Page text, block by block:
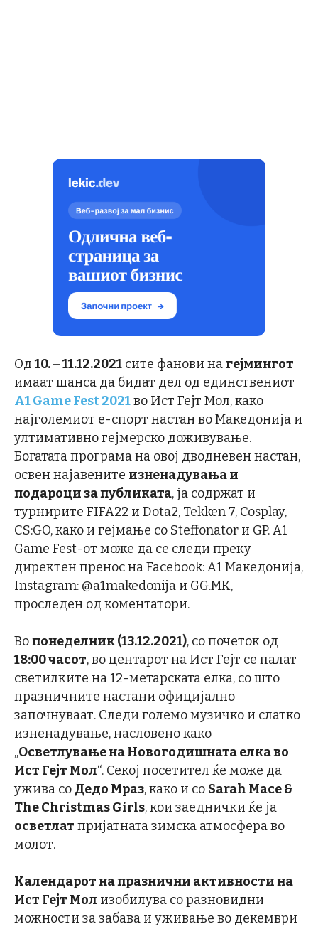
Од10. – 11.12.2021 сите фанови на гејмингот
имаат шанса да бидат дел од единствениот
А1 Game Fest 2021во Ист Гејт Мол, како
најголемиот е-спорт настан во Македонија и
ултимативно гејмерско доживување.
Богатата програма на овој дводневен настан,
освен најавените изненадувања и
подароци за публиката, ја содржат и
турнирите FIFA22 и Dota2, Tekken 7, Cosplay,
CS:GO, како и гејмање со Steffonator и GP. A1
Game Fest-от може да се следи преку
директен пренос на Facebook: А1 Македонија,
Instagram: @a1makedonija и GG.MK,
проследен од коментатори.
Вопонеделник (13.12.2021), со почеток од
18:00 часот, во центарот на Ист Гејт се палат
светилките на 12-метарската елка, со што
празничните настани официјално
започнуваат. Следи големо музичко и слатко
изненадување, насловено како
„Осветлување на Новогодишната елка во
Ист Гејт Мол“. Секој посетител ќе може да
ужива со Дедо Мраз, како и со Sarah Mace &
The Christmas Girls, кои заеднички ќе ја
осветлат пријатната зимска атмосфера во
молот.
Календарот на празнични активности на
Ист Гејт Мол изобилува со разновидни
можности за забава и уживање во декември